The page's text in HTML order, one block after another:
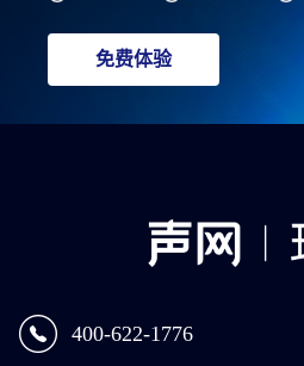
免费体验
400-622-1776